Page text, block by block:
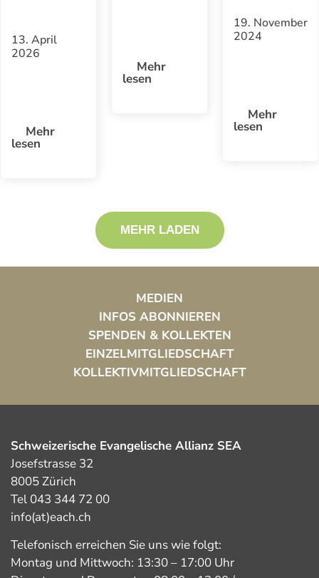
13. April
2026
Mehr
lesen
Mehr
lesen
19. November
2024
Mehr
lesen
MEHR LADEN
MEDIEN
INFOS ABONNIEREN
SPENDEN & KOLLEKTEN
EINZELMITGLIEDSCHAFT
KOLLEKTIVMITGLIEDSCHAFT
Schweizerische Evangelische Allianz SEA
Josefstrasse 32
8005 Zürich
Tel 043 344 72 00
info(at)each.ch
Telefonisch erreichen Sie uns wie folgt:
Montag und Mittwoch: 13:30 – 17:00 Uhr